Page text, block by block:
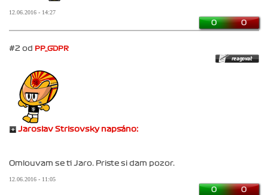
12.06.2016 - 14:27
0 0
#2 od PP_GDPR
Jaroslav Strisovsky napsáno:
Omlouvam se ti Jaro. Priste si dam pozor.
12.06.2016 - 11:05
0 0